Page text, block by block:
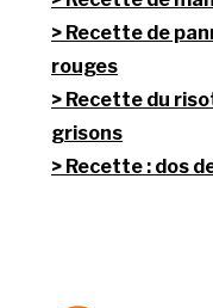
Recette de
rouges
Recette du
grisons
Recette : dos